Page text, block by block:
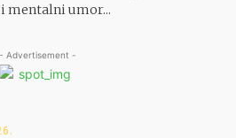
mentalni umor...
- Advertisement -